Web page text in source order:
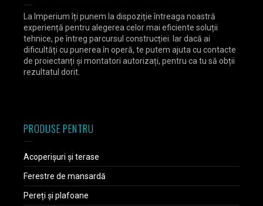
La Imperium îți punem la dispoziție întreaga noastră
experiență pentru alegerea celor mai eficiente soluții
tehnice, pe întreg parcursul construcției. Iar dacă ai
dificultăți cu punerea în operă, te putem ajuta cu contacte
de proiectanți și montatori autorizați, pentru ca tu să obții
rezultatul dorit.
PRODUSE PENTRU
Acoperișuri și terase
Ferestre de mansardă
Pereți și plafoane